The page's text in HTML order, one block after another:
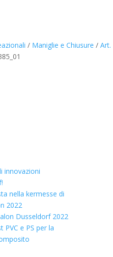
/ Maniglie e Chiusure / Art.
innovazioni
nella kermesse di
2022
Dusseldorf 2022
e PS per la